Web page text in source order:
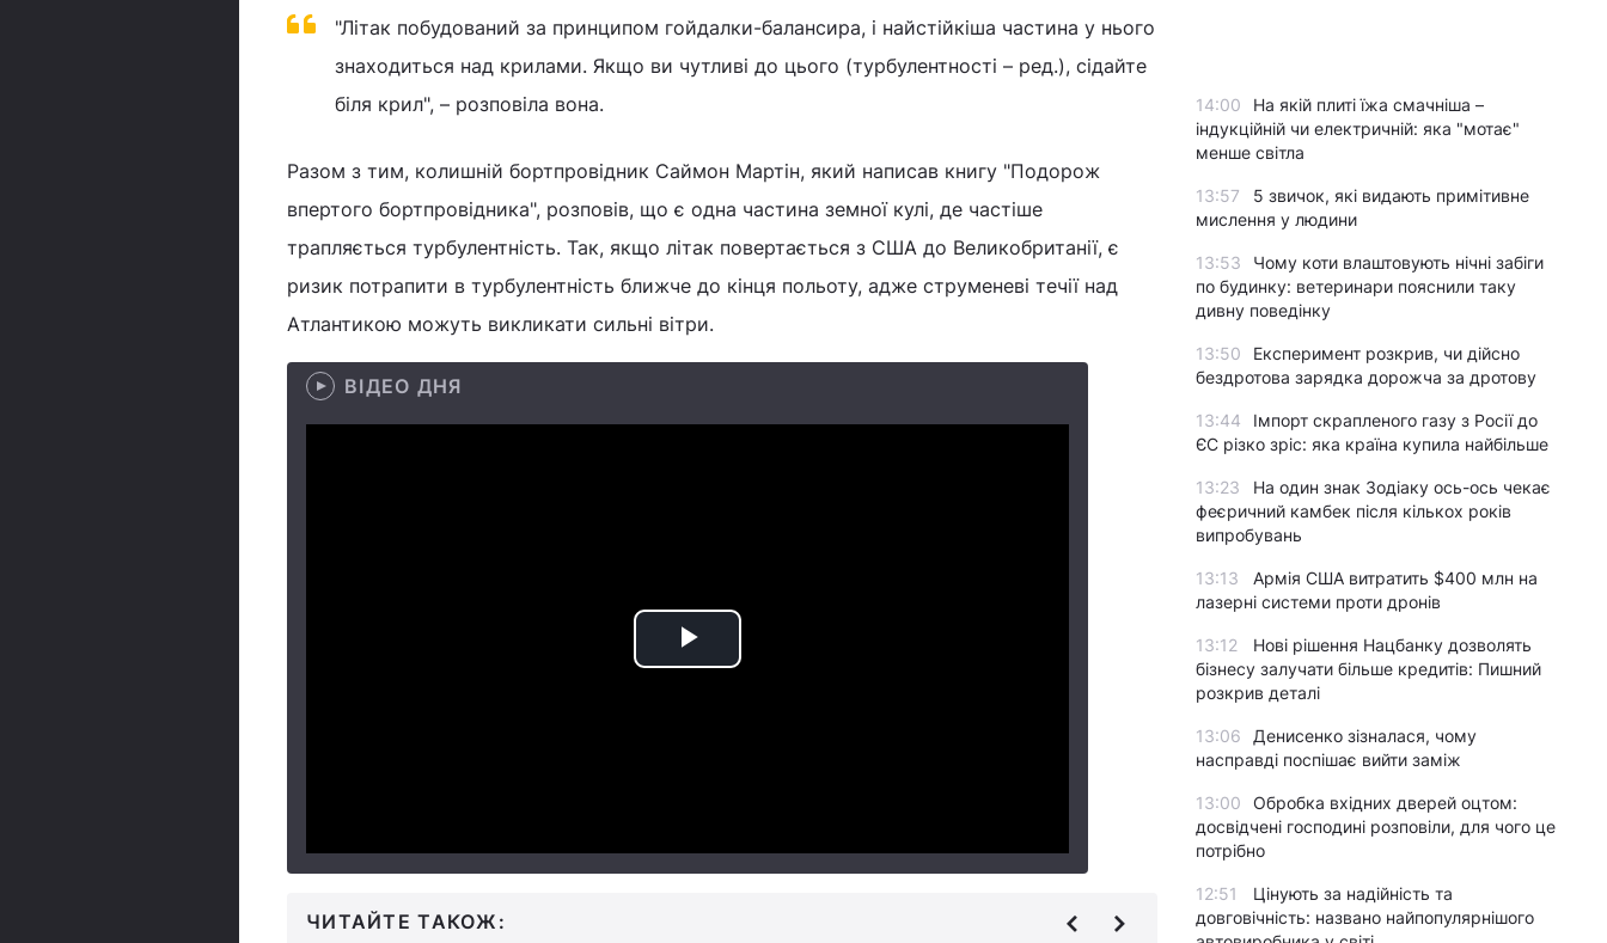
"Літак побудований за принципом гойдалки-балансира, і найстійкіша частина у нього
знаходиться над крилами. Якщо ви чутливі до цього (турбулентності – ред.), сідайте
біля крил", – розповіла вона.
Разом з тим, колишній бортпровідник Саймон Мартін, який написав книгу "Подорож
впертого бортпровідника", розповів, що є одна частина земної кулі, де частіше
трапляється турбулентність. Так, якщо літак повертається з США до Великобританії, є
ризик потрапити в турбулентність ближче до кінця польоту, адже струменеві течії над
Атлантикою можуть викликати сильні вітри.
ВІДЕО ДНЯ
Play
ЧИТАЙТЕ ТАКОЖ:
14:00
На якій плиті їжа смачніша –
індукційній чи електричній: яка "мотає"
менше світла
13:57
5 звичок, які видають примітивне
мислення у людини
13:53
Чому коти влаштовують нічні забіги
по будинку: ветеринари пояснили таку
дивну поведінку
13:50
Експеримент розкрив, чи дійсно
бездротова зарядка дорожча за дротову
13:44
Імпорт скрапленого газу з Росії до
ЄС різко зріс: яка країна купила найбільше
13:23
На один знак Зодіаку ось-ось чекає
феєричний камбек після кількох років
випробувань
13:13
Армія США витратить $400 млн на
лазерні системи проти дронів
13:12
Нові рішення Нацбанку дозволять
бізнесу залучати більше кредитів: Пишний
розкрив деталі
13:06
Денисенко зізналася, чому
насправді поспішає вийти заміж
13:00
Обробка вхідних дверей оцтом:
досвідчені господині розповіли, для чого це
потрібно
12:51
Цінують за надійність та
довговічність: названо найпопулярнішого